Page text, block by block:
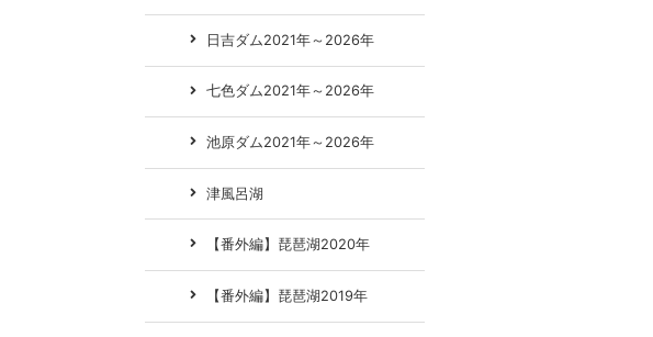
日吉ダム2021年～2026年
七色ダム2021年～2026年
池原ダム2021年～2026年
津風呂湖
【番外編】琵琶湖2020年
【番外編】琵琶湖2019年